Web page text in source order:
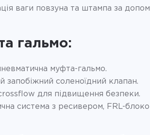
ваги повзуна та штампа за
гальмо:
муфта-гальмо.
запобіжний соленоїдний клапан.
для підвищення безпеки.
система з ресивером, FRL-